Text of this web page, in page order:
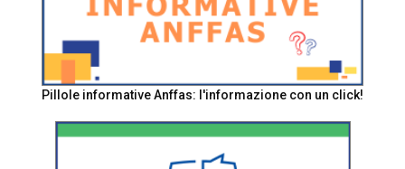
Pillole informative Anffas: l'informazione con un click!